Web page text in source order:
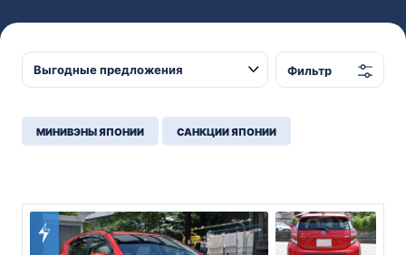
Фильтр
МИНИВЭНЫ ЯПОНИИ САНКЦИИ ЯПОНИИ